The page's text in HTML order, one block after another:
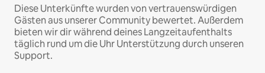
Diese Unterkünfte wurden von vertrauenswürdigen
Gästen aus unserer Community bewertet. Außerdem
bieten wir dir während deines Langzeitaufenthalts
täglich rund um die Uhr Unterstützung durch unseren
Support.